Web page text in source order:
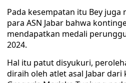
Pada kesempatan itu Bey juga
para ASN Jabar bahwa
mendapatkan medali
2024.
Hal itu patut disyukuri,
diraih oleh atlet asal Jabar